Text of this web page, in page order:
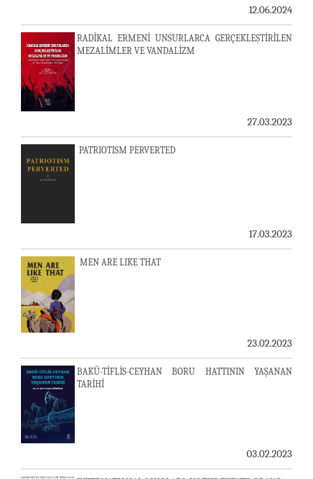
12.06.2024
RADİKAL ERMENİ UNSURLARCA GERÇEKLEŞTİRİLEN
MEZALİMLER VE VANDALİZM
27.03.2023
PATRIOTISM PERVERTED
17.03.2023
MEN ARE LIKE THAT
23.02.2023
BAKÜ-TİFLİS-CEYHAN BORU HATTININ YAŞANAN
TARİHİ
03.02.2023